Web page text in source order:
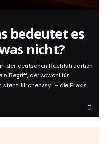
bedeutet es
nicht?
der deutschen Rechtstradition
Begriff, der sowohl für
steht. Kirchenasyl – die Praxis,